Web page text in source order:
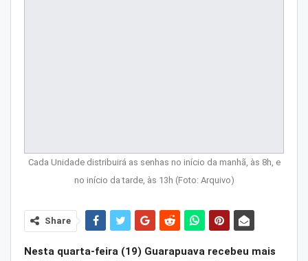
Cada Unidade distribuirá as senhas no início da manhã, às 8h, e
no início da tarde, às 13h (Foto: Arquivo)
Share
Nesta quarta-feira (19) Guarapuava recebeu mais